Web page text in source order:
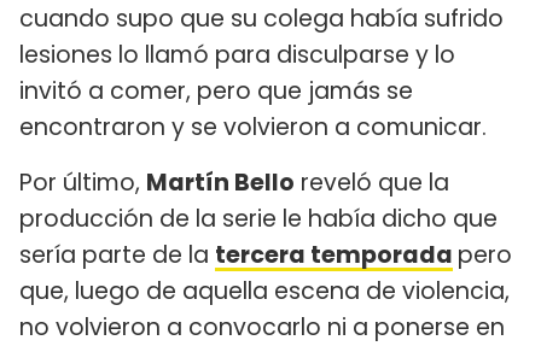
cuando supo que su colega había sufrido
lesiones lo llamó para disculparse y lo
invitó a comer, pero que jamás se
encontraron y se volvieron a comunicar.
Por último, Martín Bello reveló que la
producción de la serie le había dicho que
sería parte de la tercera temporada pero
que, luego de aquella escena de violencia,
no volvieron a convocarlo ni a ponerse en